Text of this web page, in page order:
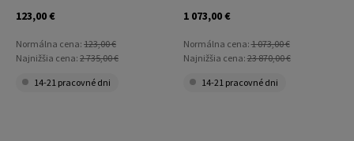
123,00 €
Normálna cena: 123,00 €
Najnižšia cena: 2 735,00 €
14-21 pracovné dni
1 073,00 €
Normálna cena:1 073,00 €
Najnižšia cena:23 870,00 €
14-21 pracovné dni